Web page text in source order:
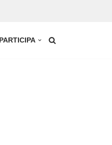
PARTICIPA